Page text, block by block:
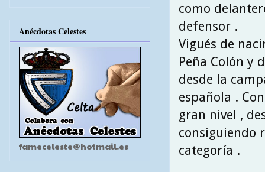
como
defensor .
Vigués de
Peña Colón y
desde la
española .
gran nivel ,
consiguiendo
categoría .
Anécdotas Celestes
fameceleste@hotmail.es